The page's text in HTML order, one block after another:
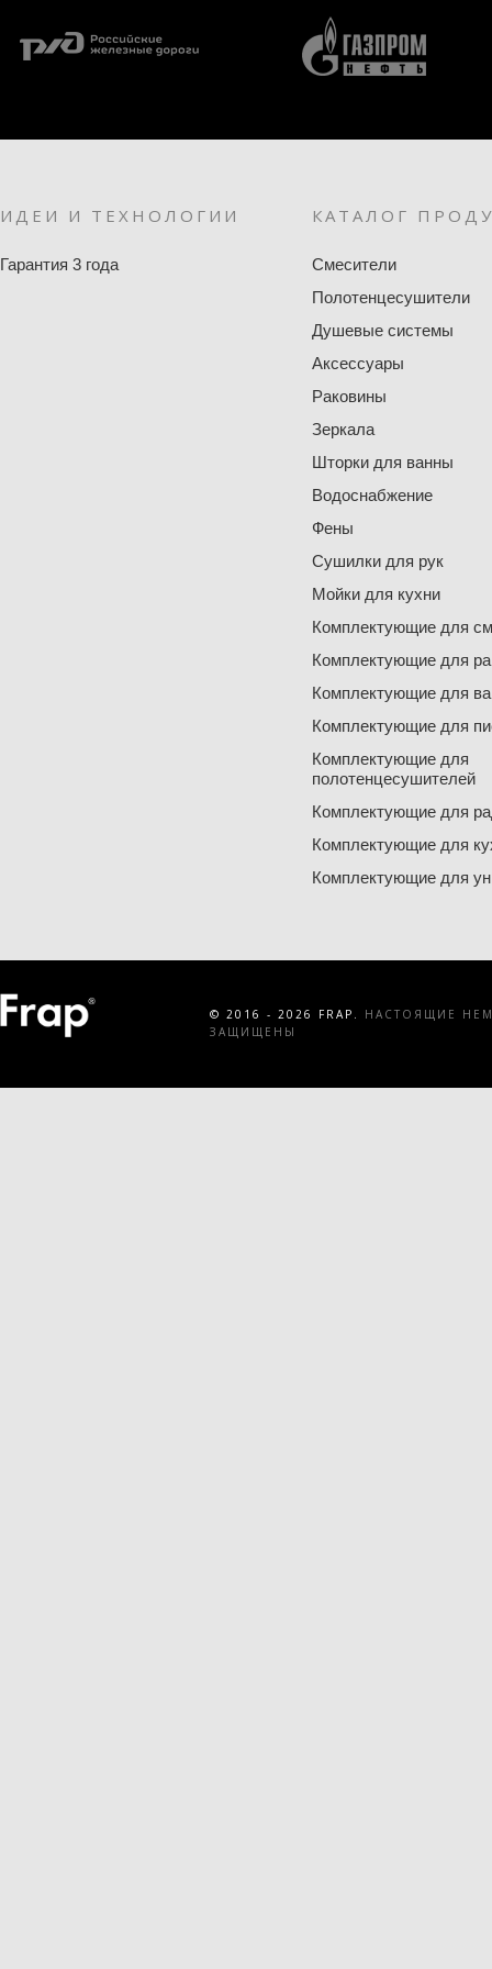
ИДЕИ И ТЕХНОЛОГИИ
Гарантия 3 года
КАТАЛОГ
Смесители
Полотенцесушители
Душевые системы
Аксессуары
Раковины
Зеркала
Шторки для ванны
Водоснабжение
Фены
Сушилки для рук
Мойки для кухни
Комплектующие для
Комплектующие для
Комплектующие для
Комплектующие для
Комплектующие для
полотенцесушителей
Комплектующие для
Комплектующие для
Комплектующие для
© 2016 - 2026 FRAP.
НАСТОЯЩИЕ
ЗАЩИЩЕНЫ